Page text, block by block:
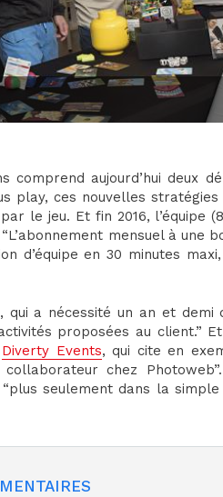
comprend aujourd’hui deux
play, ces nouvelles stratégies
le jeu. Et fin 2016, l’équipe
mensuel à une
d’équipe en 30 minutes
qui a nécessité un an et
proposées au client.”
Diverty Events, qui cite en
chez
seulement dans la simple